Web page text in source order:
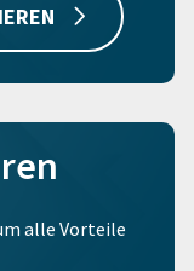
alle Vorteile